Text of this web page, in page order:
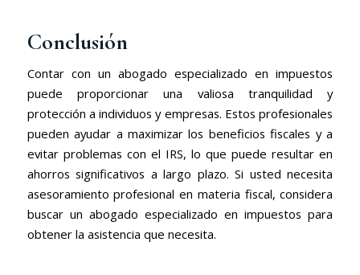
Conclusión
Contar con un abogado especializado en impuestos
puede proporcionar una valiosa tranquilidad y
protección a individuos y empresas. Estos profesionales
pueden ayudar a maximizar los beneficios fiscales y a
evitar problemas con el IRS, lo que puede resultar en
ahorros significativos a largo plazo. Si usted necesita
asesoramiento profesional en materia fiscal, considera
buscar un abogado especializado en impuestos para
obtener la asistencia que necesita.